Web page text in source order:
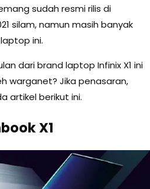
sudah resmi rilis di
silam, namun masih banyak
ini.
dari brand laptop Infinix X1 ini
warganet? Jika penasaran,
artikel berikut ini.
X1